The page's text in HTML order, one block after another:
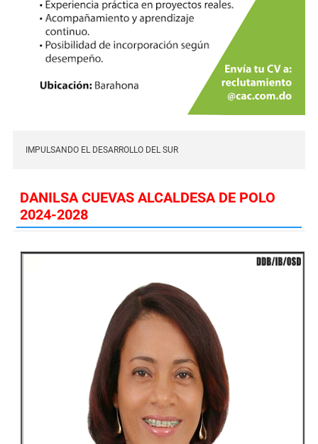
IMPULSANDO EL DESARROLLO DEL SUR
DANILSA CUEVAS ALCALDESA DE POLO
2024-2028